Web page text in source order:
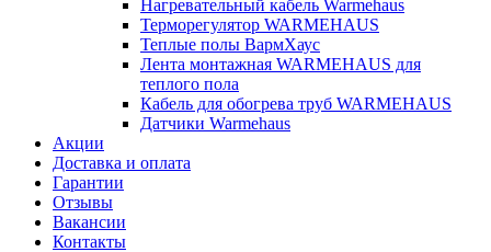
Нагревательный кабель Warmehaus
Терморегулятор WARMEHAUS
Теплые полы ВармХаус
Лента монтажная WARMEHAUS для
теплого пола
Кабель для обогрева труб WARMEHAUS
Датчики Warmehaus
Акции
Доставка и оплата
Гарантии
Отзывы
Вакансии
Контакты